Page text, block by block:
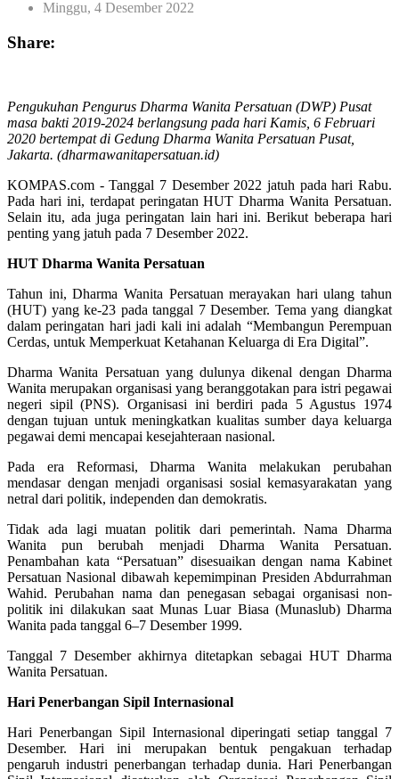
Minggu, 4 Desember 2022
Share:
Pengukuhan Pengurus Dharma Wanita Persatuan (DWP) Pusat
masa bakti 2019-2024 berlangsung pada hari Kamis, 6 Februari
2020 bertempat di Gedung Dharma Wanita Persatuan Pusat,
Jakarta. (dharmawanitapersatuan.id)
KOMPAS.com - Tanggal 7 Desember 2022 jatuh pada hari Rabu.
Pada hari ini, terdapat peringatan HUT Dharma Wanita Persatuan.
Selain itu, ada juga peringatan lain hari ini. Berikut beberapa hari
penting yang jatuh pada 7 Desember 2022.
HUT Dharma Wanita Persatuan
Tahun ini, Dharma Wanita Persatuan merayakan hari ulang tahun
(HUT) yang ke-23 pada tanggal 7 Desember. Tema yang diangkat
dalam peringatan hari jadi kali ini adalah “Membangun Perempuan
Cerdas, untuk Memperkuat Ketahanan Keluarga di Era Digital”.
Dharma Wanita Persatuan yang dulunya dikenal dengan Dharma
Wanita merupakan organisasi yang beranggotakan para istri pegawai
negeri sipil (PNS). Organisasi ini berdiri pada 5 Agustus 1974
dengan tujuan untuk meningkatkan kualitas sumber daya keluarga
pegawai demi mencapai kesejahteraan nasional.
Pada era Reformasi, Dharma Wanita melakukan perubahan
mendasar dengan menjadi organisasi sosial kemasyarakatan yang
netral dari politik, independen dan demokratis.
Tidak ada lagi muatan politik dari pemerintah. Nama Dharma
Wanita pun berubah menjadi Dharma Wanita Persatuan.
Penambahan kata “Persatuan” disesuaikan dengan nama Kabinet
Persatuan Nasional dibawah kepemimpinan Presiden Abdurrahman
Wahid. Perubahan nama dan penegasan sebagai organisasi non-
politik ini dilakukan saat Munas Luar Biasa (Munaslub) Dharma
Wanita pada tanggal 6–7 Desember 1999.
Tanggal 7 Desember akhirnya ditetapkan sebagai HUT Dharma
Wanita Persatuan.
Hari Penerbangan Sipil Internasional
Hari Penerbangan Sipil Internasional diperingati setiap tanggal 7
Desember. Hari ini merupakan bentuk pengakuan terhadap
pengaruh industri penerbangan terhadap dunia. Hari Penerbangan